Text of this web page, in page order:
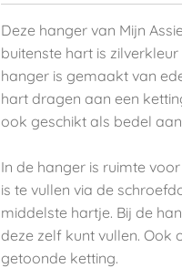
Deze hanger van Mijn
buitenste hart is
hanger is gemaakt van
hart dragen aan een
ook geschikt als bedel
In de hanger is ruimte
is te vullen via de
middelste hartje. Bij de
deze zelf kunt vullen. Ook
getoonde ketting.